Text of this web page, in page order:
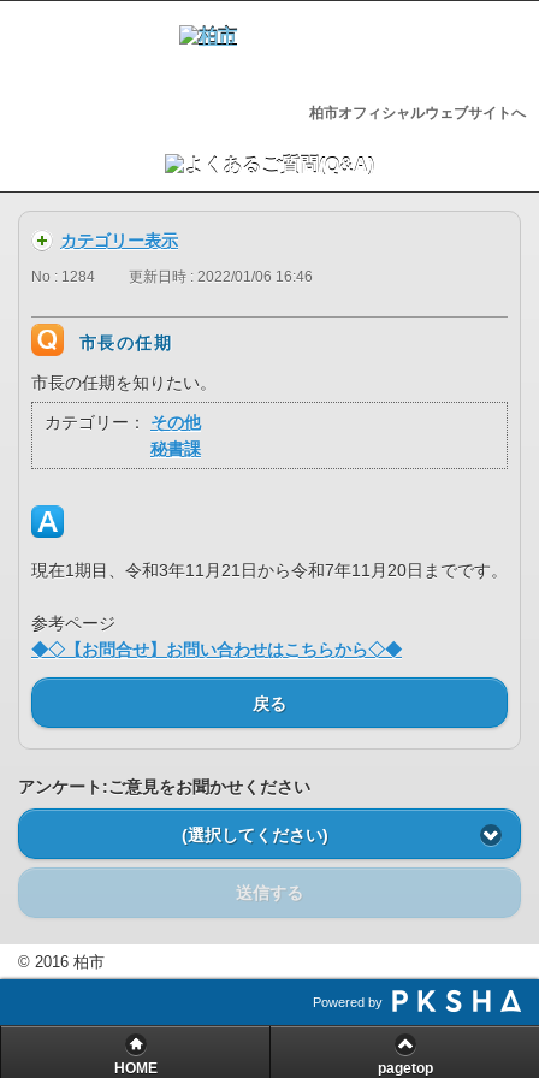
柏市オフィシャルウェブサイトへ
カテゴリー表示
No : 1284 更新日時 : 2022/01/06 16:46
市長の任期
市長の任期を知りたい。
カテゴリー：
その他
秘書課
現在1期目、令和3年11月21日から令和7年11月20日までです。
参考ページ
◆◇【お問合せ】お問い合わせはこちらから◇◆
戻る
アンケート:ご意見をお聞かせください
(選択してください)
送信する
© 2016 柏市
Powered by
HOME pagetop